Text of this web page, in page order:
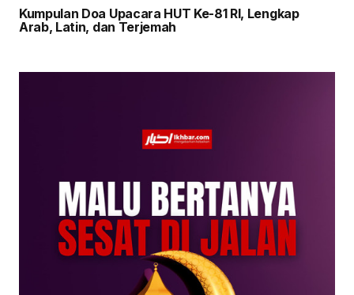
Kumpulan Doa Upacara HUT Ke-81 RI, Lengkap
Arab, Latin, dan Terjemah